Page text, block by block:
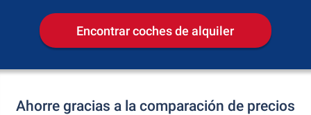
Encontrar coches de alquiler
Ahorre gracias a la comparación de precios